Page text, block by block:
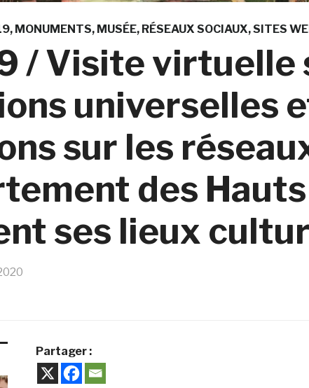
MONUMENTS MUSÉE RÉSEAUX SOCIAUX SITES
/ Visite virtuelle
universelles
sur les
des
ses lieux
Partager :